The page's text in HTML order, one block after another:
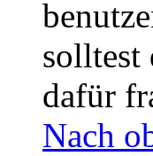
solltest
dafür
Nach